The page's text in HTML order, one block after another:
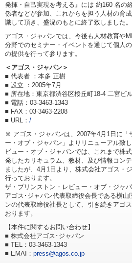
発揮・自己実現を考える』には 約160 名の
係者などが参加、これからを担う人材の育
識して頂き、盛況のもとに終了致しました。
アゴス・ジャパンでは、今後も人材教育や
分野でのセミナー・イベントを通じて個人
の提供を行って参ります。
＜アゴス・ジャパン＞
■ 代表者 ：本多 正樹
■ 設立 ：2005年7月
■ 所在地：東京都渋谷区桜丘町18-4 二宮ビ
■ 電話：03-3463-1343
■ FAX：03-3463-2208
■ URL： /
※ アゴス・ジャパンは、2007年4月1日に「
ー・オブ・ジャパン」よりリニューアル致
ビュー・オブ・ジャパンでは、これまで株
発したカリキュラム、教材、及び情報コン
ましたが、4月1日より、株式会社アゴス・
行っております。
ザ・プリンストン・レビュー・オブ・ジャ
アゴス･ジャパン代表取締役会長である横
ンの代表取締役社長として、引き続きアゴ
おります。
【本件に関するお問い合わせ】
■ 株式会社アゴス･ジャパン
■ TEL：03-3463-1343
■ EMAI： press@agos.co.jp